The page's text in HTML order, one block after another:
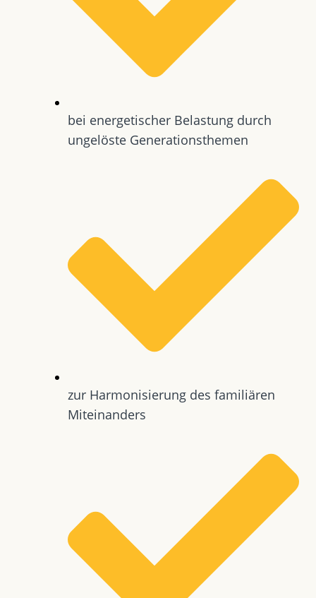
bei energetischer Belastung durch
ungelöste Generationsthemen
zur Harmonisierung des familiären
Miteinanders